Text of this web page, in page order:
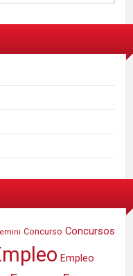
Concurso Concursos
Empleo